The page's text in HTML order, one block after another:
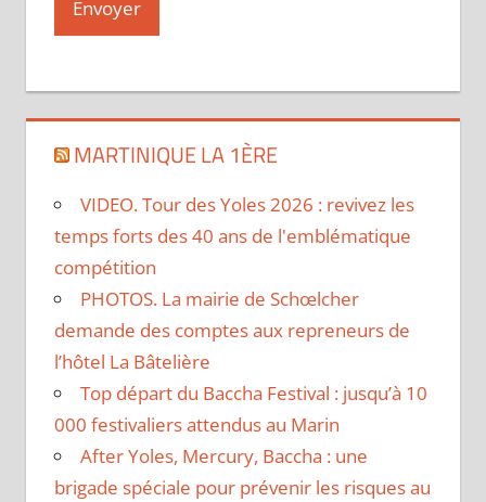
MARTINIQUE LA 1ÈRE
VIDEO. Tour des Yoles 2026 : revivez les
temps forts des 40 ans de l'emblématique
compétition
PHOTOS. La mairie de Schœlcher
demande des comptes aux repreneurs de
l’hôtel La Bâtelière
Top départ du Baccha Festival : jusqu’à 10
000 festivaliers attendus au Marin
After Yoles, Mercury, Baccha : une
brigade spéciale pour prévenir les risques au